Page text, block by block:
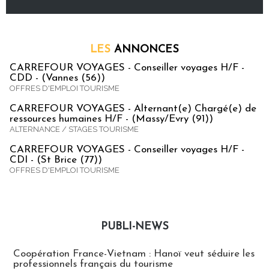
LES ANNONCES
CARREFOUR VOYAGES - Conseiller voyages H/F -
CDD - (Vannes (56))
OFFRES D'EMPLOI TOURISME
CARREFOUR VOYAGES - Alternant(e) Chargé(e) de
ressources humaines H/F - (Massy/Evry (91))
ALTERNANCE / STAGES TOURISME
CARREFOUR VOYAGES - Conseiller voyages H/F -
CDI - (St Brice (77))
OFFRES D'EMPLOI TOURISME
PUBLI-NEWS
Coopération France-Vietnam : Hanoï veut séduire les
professionnels français du tourisme